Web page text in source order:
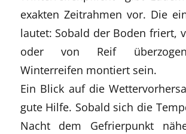
exakten Zeitrahmen vor. Die
lautet: Sobald der Boden friert,
oder von Reif
Winterreifen montiert sein.
Ein Blick auf die
gute Hilfe. Sobald sich die
Nacht dem Gefrierpunkt